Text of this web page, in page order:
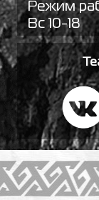
Режим
Вс 10-18